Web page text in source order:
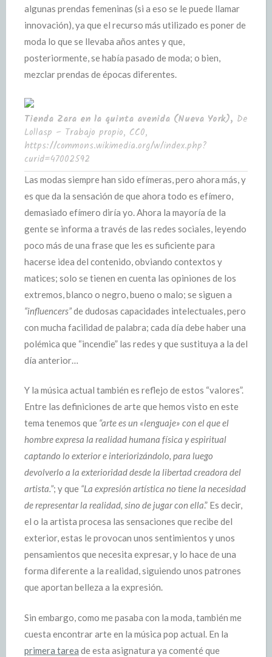
algunas prendas femeninas (si a eso se le puede llamar
innovación), ya que el recurso más utilizado es poner de
moda lo que se llevaba años antes y que,
posteriormente, se había pasado de moda; o bien,
mezclar prendas de épocas diferentes.
Tienda Zara en la quinta avenida (Nueva York), De
Lollasp – Trabajo propio, CC0,
https://commons.wikimedia.org/w/index.php?
curid=47002592
Las modas siempre han sido efímeras, pero ahora más, y
es que da la sensación de que ahora todo es efímero,
demasiado efímero diría yo. Ahora la mayoría de la
gente se informa a través de las redes sociales, leyendo
poco más de una frase que les es suficiente para
hacerse idea del contenido, obviando contextos y
matices; solo se tienen en cuenta las opiniones de los
extremos, blanco o negro, bueno o malo; se siguen a
“influencers”de dudosas capacidades intelectuales, pero
con mucha facilidad de palabra; cada día debe haber una
polémica que “incendie” las redes y que sustituya a la del
día anterior…
Y la música actual también es reflejo de estos “valores”.
Entre las definiciones de arte que hemos visto en este
tema tenemos que “arte es un «lenguaje» con el que el
hombre expresa la realidad humana física y espiritual
captando lo exterior e interiorizándolo, para luego
devolverlo a la exterioridad desde la libertad creadora del
artista.”; y que “La expresión artística no tiene la necesidad
de representar la realidad, sino de jugar con ella.” Es decir,
el o la artista procesa las sensaciones que recibe del
exterior, estas le provocan unos sentimientos y unos
pensamientos que necesita expresar, y lo hace de una
forma diferente a la realidad, siguiendo unos patrones
que aportan belleza a la expresión.
Sin embargo, como me pasaba con la moda, también me
cuesta encontrar arte en la música pop actual. En la
primera tarea de esta asignatura ya comenté que